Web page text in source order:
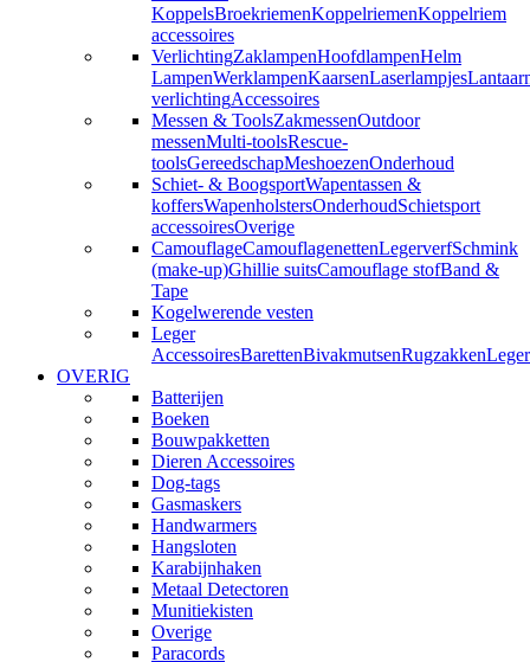
KoppelsBroekriemenKoppelriemenKoppelriem
accessoires
VerlichtingZaklampenHoofdlampenHelm
LampenWerklampenKaarsenLaserlampjes
verlichtingAccessoires
Messen & ToolsZakmessenOutdoor
messenMulti-toolsRescue-
toolsGereedschapMeshoezenOnderhoud
Schiet- & BoogsportWapentassen &
koffersWapenholstersOnderhoudSchietsport
accessoiresOverige
CamouflageCamouflagenettenLegerverfSchmink
(make-up)Ghillie suitsCamouflage stofBand &
Tape
Kogelwerende vesten
Leger
AccessoiresBarettenBivakmutsenRugzakken
OVERIG
Batterijen
Boeken
Bouwpakketten
Dieren Accessoires
Dog-tags
Gasmaskers
Handwarmers
Hangsloten
Karabijnhaken
Metaal Detectoren
Munitiekisten
Overige
Paracords